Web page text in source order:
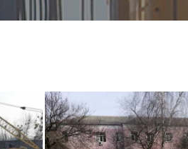
ИСКУССТВЕННОЕ ЗАКРЕПЛЕНИЕ ГРУНТОВ
ВЫНОС ВЫСОТНЫХ ОТМЕТОК В НАТУРУ
РАЗБИВОЧНЫЕ РАБОТЫ